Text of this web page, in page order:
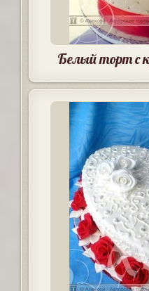
Белый торт с